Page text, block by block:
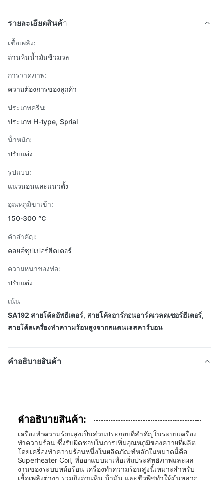
รายละเอียดสินค้า
เชื้อเพลิง:
ถ่านหินน้ำมันชีวมวล
การวาดภาพ:
ความต้องการของลูกค้า
ประเภทครีบ:
ประเภท H-type, Sprial
น้ําหนัก:
ปรับแต่ง
รูปแบบ:
แนวนอนและแนวตั้ง
อุณหภูมิขาเข้า:
150-300 ℃
คําสําคัญ:
คอยส์ซุปเปอร์ฮีตเตอร์
ความหนาของท่อ:
ปรับแต่ง
เน้น
SA192 สายโค้ลอัพฮีเตอร์, สายโค้ลอาร์กอนอาร์คเวลดเซอร์ฮีเตอร์,
สายโค้ลเครื่องทําความร้อนสูงจากสแตนเลสคาร์บอน
คําอธิบายสินค้า
คําอธิบายสินค้า:
เครื่องทําความร้อนสูงเป็นส่วนประกอบที่สําคัญในระบบเครื่อง
ทําความร้อน ซึ่งรับผิดชอบในการเพิ่มอุณหภูมิของควายที่ผลิต
โดยเครื่องทําความร้อนหนึ่งในผลิตภัณฑ์หลักในหมวดนี้คือ
Superheater Coil, ที่ออกแบบมาเพื่อเพิ่มประสิทธิภาพและผล
งานของระบบหม้อร้อน เครื่องทําความร้อนสูงนี้เหมาะสําหรับ
เชื้อเพลิงต่างๆ รวมถึงถ่านหิน น้ํามัน และชีวพืชทําให้มันหลาก